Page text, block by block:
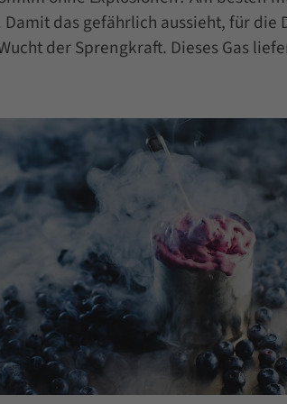
das gefährlich aussieht, für
der Sprengkraft. Dieses Gas